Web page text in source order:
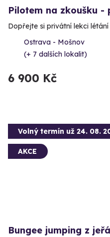
Pilotem na zkoušku -
Dopřejte si privátní lekci
Ostrava - Mošnov
(+ 7 dalších lokalit)
6 900 Kč
Volný termín už 24. 08.
AKCE
Bungee jumping z